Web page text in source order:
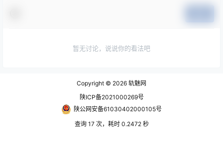
暂无讨论，说说你的看法吧
Copyright © 2026 轨魅网
陕ICP备2021000269号
陕公网安备61030402000105号
查询 17 次，耗时 0.2472 秒